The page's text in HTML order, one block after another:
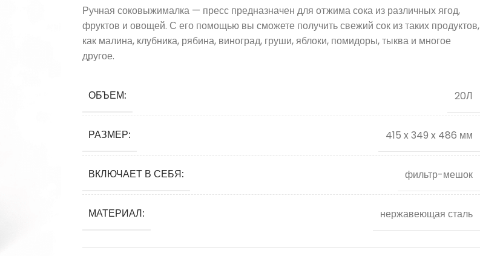
Ручная соковыжималка — пресс предназначен для отжима сока из различных ягод,
фруктов и овощей. С его помощью вы сможете получить свежий сок из таких продуктов,
как малина, клубника, рябина, виноград, груши, яблоки, помидоры, тыква и многое
другое.
ОБЪЕМ: 20Л
РАЗМЕР: 415 x 349 x 486 мм
ВКЛЮЧАЕТ В СЕБЯ: фильтр-мешок
МАТЕРИАЛ: нержавеющая сталь